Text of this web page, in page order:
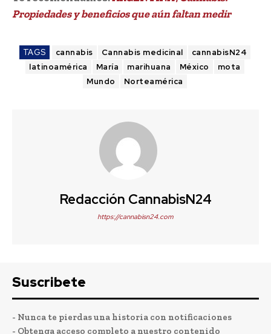
Propiedades y beneficios que aún faltan medir
TAGS cannabis Cannabis medicinal
cannabisN24
latinoamérica
María marihuana México
mota
Mundo
Norteamérica
Redacción CannabisN24
https://cannabisn24.com
Suscribete
- Nunca te pierdas una historia con notificaciones
- Obtenga acceso completo a nuestro contenido